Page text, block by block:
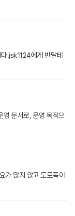
.jsk1124에게 반달테
문서로, 운영 목적으
가 많지 않고 도로폭이